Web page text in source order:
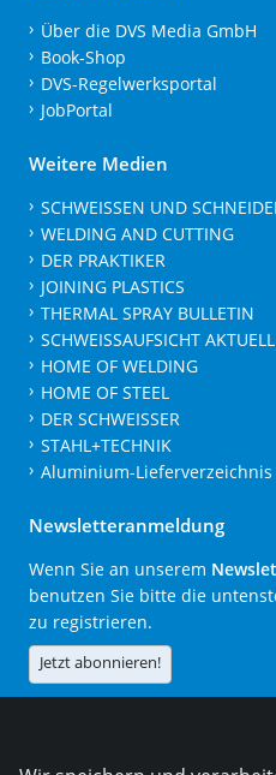
Über die DVS Media GmbH
Book-Shop
DVS-Regelwerksportal
JobPortal
Weitere Medien
SCHWEISSEN UND
WELDING AND CUTTING
DER PRAKTIKER
JOINING PLASTICS
THERMAL SPRAY BULLETIN
SCHWEISSAUFSICHT AKTUELL
HOME OF WELDING
HOME OF STEEL
DER SCHWEISSER
STAHL+TECHNIK
Aluminium-Lieferverzeichnis
Newsletteranmeldung
Wenn Sie an unserem
benutzen Sie bitte die
zu registrieren.
Jetzt abonnieren!
Die DVS Media GmbH